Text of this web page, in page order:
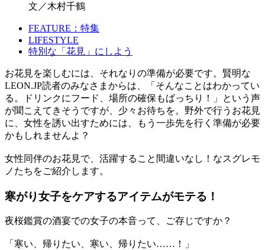
文／木村千鶴
FEATURE：特集
LIFESTYLE
特別な「花見」にしよう
お花見を楽しむには、それなりの準備が必要です。賢明な
LEON.JP読者のみなさまからは、「そんなことはわかってい
る。ドリンクにフード、場所の確保もばっちり！」という声
が聞こえてきそうですが、少々お待ちを。野外で行うお花見
に、女性を誘い出すためには、もう一歩先を行く準備が必要
かもしれませんよ？
女性同伴のお花見で、活躍すること間違いなし！なスグレモ
ノたちをご紹介します。
寒がり女子をケアするアイテムがモテる！
夜桜鑑賞の酒宴での女子の本音って、ご存じですか？
「寒い、帰りたい、寒い、帰りたい……！」